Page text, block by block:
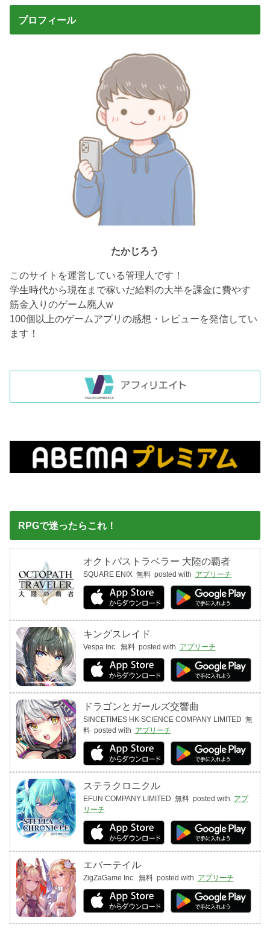
プロフィール
たかじろう
このサイトを運営している管理人です！
学生時代から現在まで稼いだ給料の大半を課金に費やす
筋金入りのゲーム廃人w
100個以上のゲームアプリの感想・レビューを発信してい
ます！
RPGで迷ったらこれ！
オクトパストラベラー 大陸の覇者
SQUARE ENIX 無料 posted with アプリーチ
キングスレイド
Vespa Inc. 無料 posted with アプリーチ
ドラゴンとガールズ交響曲
SINCETIMES HK SCIENCE COMPANY LIMITED 無
料 posted with アプリーチ
ステラクロニクル
EFUN COMPANY LIMITED 無料 posted with アプ
リーチ
エバーテイル
ZigZaGame Inc. 無料 posted with アプリーチ